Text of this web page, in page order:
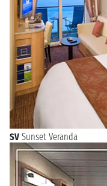
SV Sunset Veranda